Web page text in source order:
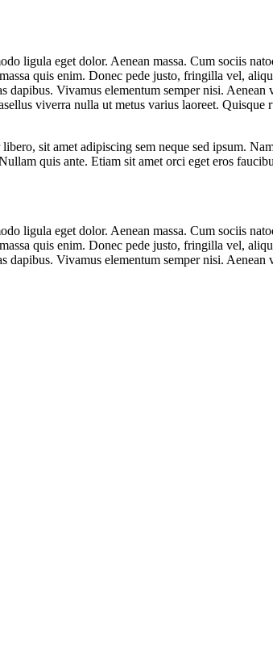
ligula eget dolor. Aenean massa. Cum sociis
quis enim. Donec pede justo, fringilla vel,
Vivamus elementum semper nisi.
viverra nulla ut metus varius laoreet.
sit amet adipiscing sem neque sed ipsum.
quis ante. Etiam sit amet orci eget eros
ligula eget dolor. Aenean massa. Cum sociis
quis enim. Donec pede justo, fringilla vel,
Vivamus elementum semper nisi.